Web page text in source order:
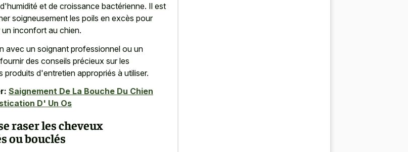
et de croissance bactérienne. Il est
soigneusement les poils en excès pour
inconfort au chien.
avec un soignant professionnel ou un
des conseils précieux sur les
produits d'entretien appropriés à utiliser.
Saignement De La Bouche Du Chien
D' Un Os
raser les cheveux
ou bouclés